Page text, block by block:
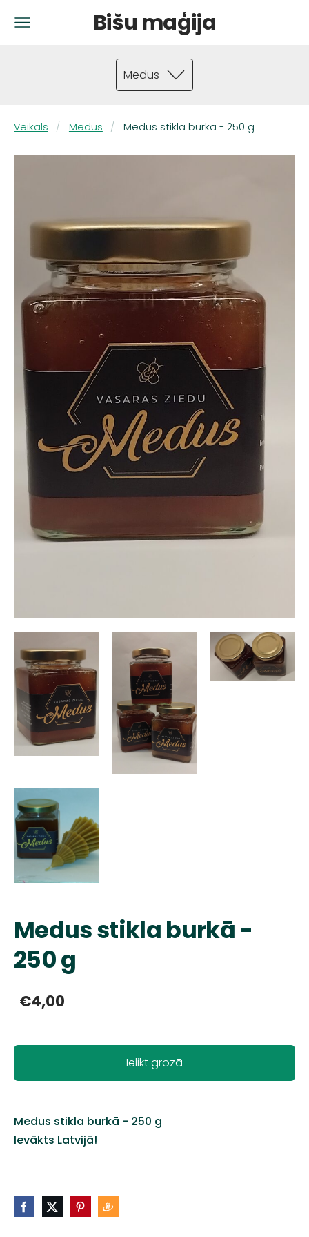
Bišu maģija
Medus
Veikals Medus Medus stikla burkā - 250 g
Medus stikla burkā -
250 g
€4,00
Ielikt grozā
Medus stikla burkā - 250 g
Ievākts Latvijā!